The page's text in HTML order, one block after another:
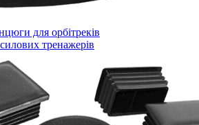
для орбітреків
тренажерів